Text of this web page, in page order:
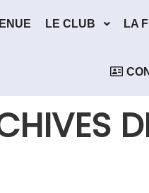
LE CLUB LA